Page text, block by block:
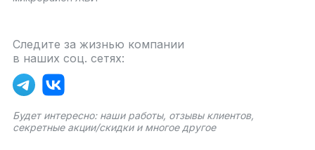
Следите за жизнью компании
в наших соц. сетях:
Будет интересно: наши работы, отзывы клиентов,
секретные акции/скидки и многое другое